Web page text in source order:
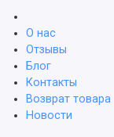
О нас
Отзывы
Блог
Контакты
Возврат товара
Новости